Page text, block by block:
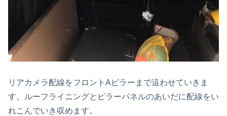
リアカメラ配線をフロントAピラーまで這わせていきま
す。ルーフライニングとピラーパネルのあいだに配線をい
れこんでいき収めます。